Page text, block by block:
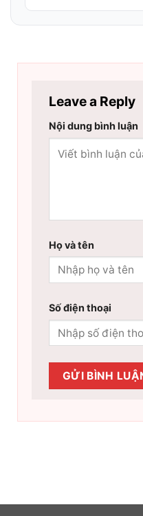
Leave a Reply
Nội dung bình luận
Họ và tên
Số điện thoại